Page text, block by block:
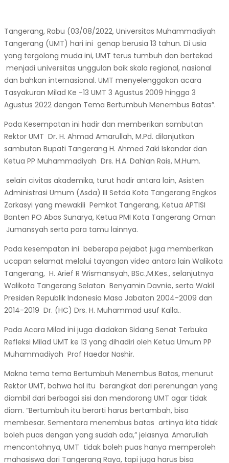
Ke
-13
UMT
Tangerang, Rabu (03/08/2022, Universitas Muhammadiyah
Tangerang (UMT) hari ini genap berusia 13 tahun. Di usia
yang tergolong muda ini, UMT terus tumbuh dan bertekad
menjadi universitas unggulan baik skala regional, nasional
dan bahkan internasional. UMT menyelenggakan acara
Tasyakuran Milad Ke -13 UMT 3 Agustus 2009 hingga 3
Agustus 2022 dengan Tema Bertumbuh Menembus Batas”.
Pada Kesempatan ini hadir dan memberikan sambutan
Rektor UMT Dr. H. Ahmad Amarullah, M.Pd. dilanjutkan
sambutan Bupati Tangerang H. Ahmed Zaki Iskandar dan
Ketua PP Muhammadiyah Drs. H.A. Dahlan Rais, M.Hum.
selain civitas akademika, turut hadir antara lain, Asisten
Administrasi Umum (Asda) III Setda Kota Tangerang Engkos
Zarkasyi yang mewakili Pemkot Tangerang, Ketua APTISI
Banten PO Abas Sunarya, Ketua PMI Kota Tangerang Oman
Jumansyah serta para tamu lainnya.
Pada kesempatan ini beberapa pejabat juga memberikan
ucapan selamat melalui tayangan video antara lain Walikota
Tangerang, H. Arief R Wismansyah, BSc.,M.Kes., selanjutnya
Walikota Tangerang Selatan Benyamin Davnie, serta Wakil
Presiden Republik Indonesia Masa Jabatan 2004-2009 dan
2014-2019 Dr. (HC) Drs. H. Muhammad usuf Kalla..
Pada Acara Milad ini juga diadakan Sidang Senat Terbuka
Refleksi Milad UMT ke 13 yang dihadiri oleh Ketua Umum PP
Muhammadiyah Prof Haedar Nashir.
Makna tema tema Bertumbuh Menembus Batas, menurut
Rektor UMT, bahwa hal itu berangkat dari perenungan yang
diambil dari berbagai sisi dan mendorong UMT agar tidak
diam. “Bertumbuh itu berarti harus bertambah, bisa
membesar. Sementara menembus batas artinya kita tidak
boleh puas dengan yang sudah ada,” jelasnya. Amarullah
mencontohnya, UMT tidak boleh puas hanya memperoleh
mahasiswa dari Tangerang Raya, tapi juga harus bisa